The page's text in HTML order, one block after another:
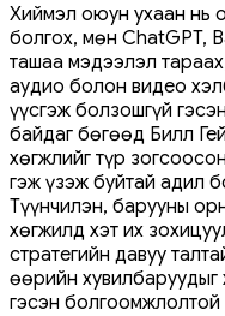
Хиймэл оюун ухаан нь
болгох, мөн ChatGPT,
ташаа мэдээлэл
аудио болон видео
үүсгэж болзошгүй
байдаг бөгөөд Билл
хөгжлийг түр
гэж үзэж буйтай адил
Түүнчилэн, барууны
хөгжилд хэт их
стратегийн давуу
өөрийн
гэсэн